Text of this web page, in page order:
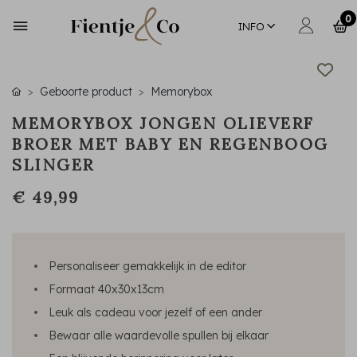
INFO
0
Geboorte product Memorybox
MEMORYBOX JONGEN OLIEVERF
BROER MET BABY EN REGENBOOG
SLINGER
€ 49,99
Personaliseer gemakkelijk in de editor
Formaat 40x30x13cm
Leuk als cadeau voor jezelf of een ander
Bewaar alle waardevolle spullen bij elkaar